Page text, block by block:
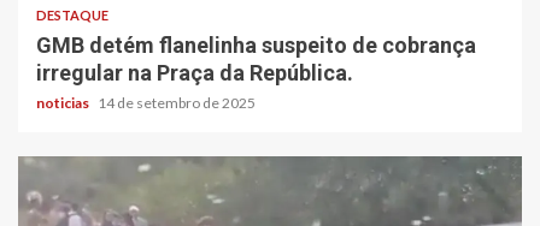
DESTAQUE
GMB detém flanelinha suspeito de cobrança
irregular na Praça da República.
noticias 14 de setembro de 2025